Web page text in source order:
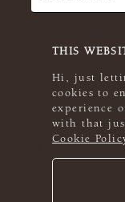
THIS
Hi, just
cookies to
experience
with that
Cookie